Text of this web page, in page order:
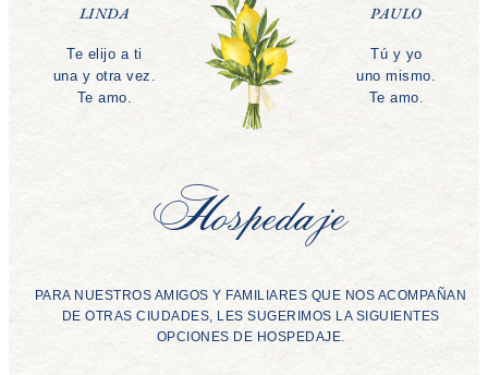
LINDA
Te elijo a ti
una y otra vez.
Te amo.
PAULO
Tú y yo
uno mismo.
Te amo.
Hospedaje
PARA NUESTROS AMIGOS Y FAMILIARES QUE NOS ACOMPAÑAN
DE OTRAS CIUDADES, LES SUGERIMOS LA SIGUIENTES
OPCIONES DE HOSPEDAJE.